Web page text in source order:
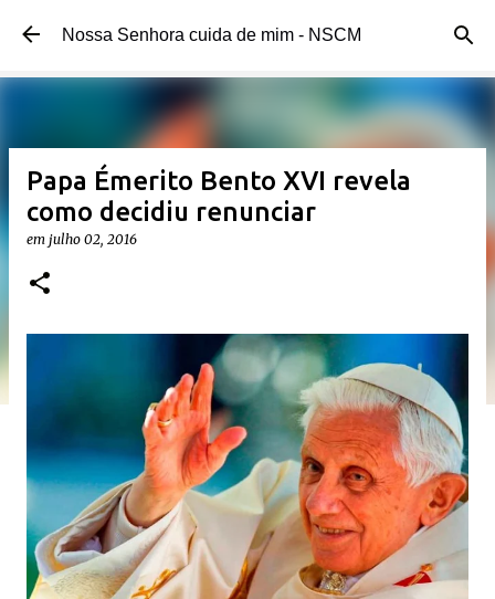
Pular para o conteúdo principal
Nossa Senhora cuida de mim - NSCM
Papa Émerito Bento XVI revela
como decidiu renunciar
em julho 02, 2016